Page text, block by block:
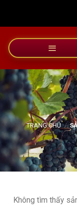
dung
TRANG CHỦ /
Không tìm thấy